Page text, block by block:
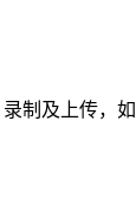
制及上传，